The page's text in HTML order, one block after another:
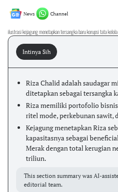
News Channel
ilustrasi kejagung menetapkan tersangka baru korupsi tata
Intinya Sih
Riza Chalid adalah saudagar
ditetapkan sebagai tersangka
Riza memiliki portofolio
ritel mode, perkebunan sawit,
Kejagung menetapkan Riza
kapasitasnya sebagai
Merak dengan total kerugian
triliun.
This section summary was AI-
editorial team.